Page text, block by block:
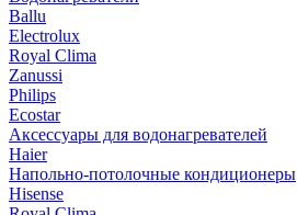
Ballu
Electrolux
Royal Clima
Zanussi
Philips
Ecostar
Аксессуары для водонагревателей
Haier
Напольно-потолочные кондиционеры
Hisense